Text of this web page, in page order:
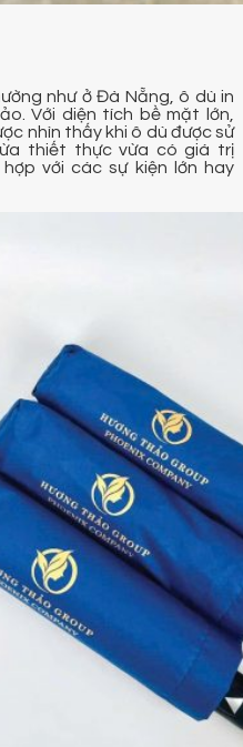
như ở Đà Nẵng, ô dù in
Với diện tích bề mặt lớn,
nhìn thấy khi ô dù được sử
thiết thực vừa có giá trị
với các sự kiện lớn hay